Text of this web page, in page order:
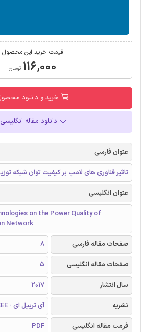
قیمت خرید این محصول
۱۱۶,۰۰۰ تومان
خرید و دانلود
دانلود مقاله انگلیسی
عنوان فارسی
تاثیر فناوری های لامپ بر کیفیت توان شبکه
عنوان انگلیسی
on the Power Quality of
Network
صفحات مقاله فارسی
8
صفحات مقاله انگلیسی
5
سال انتشار
2017
نشریه
آی تریپل ای - IEEE
فرمت مقاله انگلیسی
PDF